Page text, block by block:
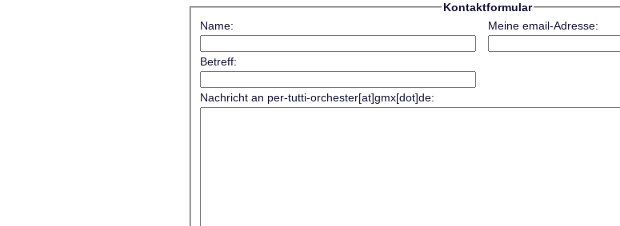
Kontaktformular
Name:
Meine email-Adresse:
Betreff:
Nachricht an per-tutti-orchester[at]gmx[dot]de: